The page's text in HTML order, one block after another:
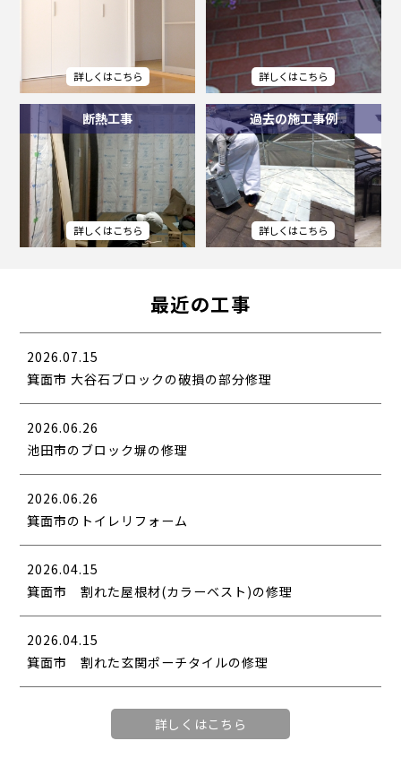
断熱工事 過去の施工事例
最近の工事
2026.07.15
箕面市 大谷石ブロックの破損の部分修理
2026.06.26
池田市のブロック塀の修理
2026.06.26
箕面市のトイレリフォーム
2026.04.15
箕面市 割れた屋根材(カラーベスト)の修理
2026.04.15
箕面市 割れた玄関ポーチタイルの修理
詳しくはこちら